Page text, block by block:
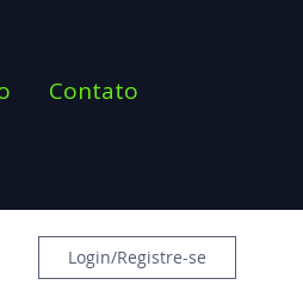
Contato
Login/Registre-se